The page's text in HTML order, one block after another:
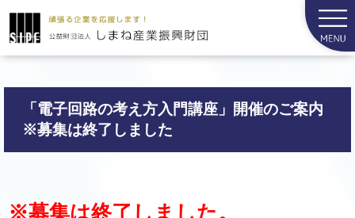
「電子回路の考え方入門講座」開催のご案内
※募集は終了しました
※募集は終了しました。